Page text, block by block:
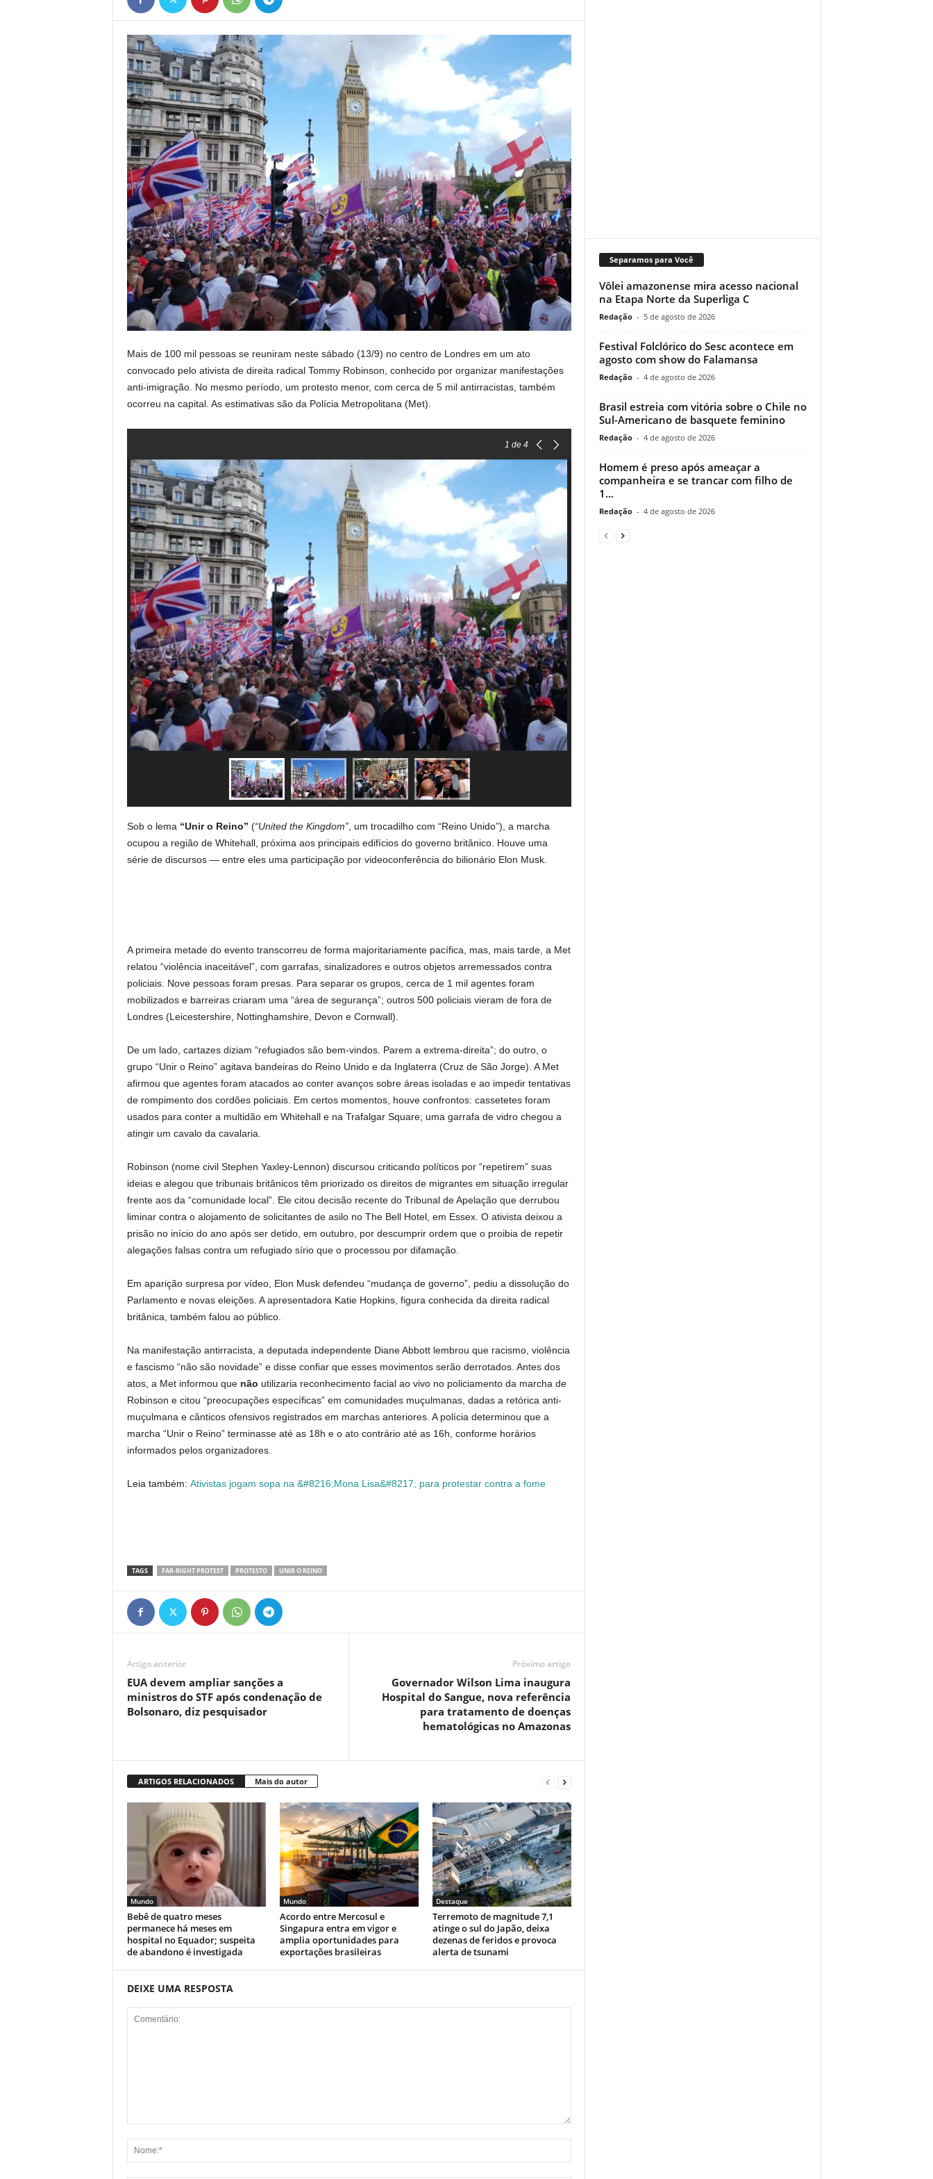
Mais de 100 mil pessoas se reuniram neste sábado (13/9) no centro de Londres em um ato
convocado pelo ativista de direita radical Tommy Robinson, conhecido por organizar manifestações
anti-imigração. No mesmo período, um protesto menor, com cerca de 5 mil antirracistas, também
ocorreu na capital. As estimativas são da Polícia Metropolitana (Met).
1 de 4
Sob o lema “Unir o Reino” (“United the Kingdom”, um trocadilho com “Reino Unido”), a marcha
ocupou a região de Whitehall, próxima aos principais edifícios do governo britânico. Houve uma
série de discursos — entre eles uma participação por videoconferência do bilionário Elon Musk.
A primeira metade do evento transcorreu de forma majoritariamente pacífica, mas, mais tarde, a Met
relatou “violência inaceitável”, com garrafas, sinalizadores e outros objetos arremessados contra
policiais. Nove pessoas foram presas. Para separar os grupos, cerca de 1 mil agentes foram
mobilizados e barreiras criaram uma “área de segurança”; outros 500 policiais vieram de fora de
Londres (Leicestershire, Nottinghamshire, Devon e Cornwall).
De um lado, cartazes diziam “refugiados são bem-vindos. Parem a extrema-direita”; do outro, o
grupo “Unir o Reino” agitava bandeiras do Reino Unido e da Inglaterra (Cruz de São Jorge). A Met
afirmou que agentes foram atacados ao conter avanços sobre áreas isoladas e ao impedir tentativas
de rompimento dos cordões policiais. Em certos momentos, houve confrontos: cassetetes foram
usados para conter a multidão em Whitehall e na Trafalgar Square; uma garrafa de vidro chegou a
atingir um cavalo da cavalaria.
Robinson (nome civil Stephen Yaxley-Lennon) discursou criticando políticos por “repetirem” suas
ideias e alegou que tribunais britânicos têm priorizado os direitos de migrantes em situação irregular
frente aos da “comunidade local”. Ele citou decisão recente do Tribunal de Apelação que derrubou
liminar contra o alojamento de solicitantes de asilo no The Bell Hotel, em Essex. O ativista deixou a
prisão no início do ano após ser detido, em outubro, por descumprir ordem que o proibia de repetir
alegações falsas contra um refugiado sírio que o processou por difamação.
Em aparição surpresa por vídeo, Elon Musk defendeu “mudança de governo”, pediu a dissolução do
Parlamento e novas eleições. A apresentadora Katie Hopkins, figura conhecida da direita radical
britânica, também falou ao público.
Na manifestação antirracista, a deputada independente Diane Abbott lembrou que racismo, violência
e fascismo “não são novidade” e disse confiar que esses movimentos serão derrotados. Antes dos
atos, a Met informou que não utilizaria reconhecimento facial ao vivo no policiamento da marcha de
Robinson e citou “preocupações específicas” em comunidades muçulmanas, dadas a retórica anti-
muçulmana e cânticos ofensivos registrados em marchas anteriores. A polícia determinou que a
marcha “Unir o Reino” terminasse até as 18h e o ato contrário até as 16h, conforme horários
informados pelos organizadores.
Leia também: Ativistas jogam sopa na &#8216;Mona Lisa&#8217; para protestar contra a fome
TAGS FAR-RIGHT PROTEST PROTESTO UNIR O REINO
Artigo anterior
EUA devem ampliar sanções a
ministros do STF após condenação de
Bolsonaro, diz pesquisador
Próximo artigo
Governador Wilson Lima inaugura
Hospital do Sangue, nova referência
para tratamento de doenças
hematológicas no Amazonas
ARTIGOS RELACIONADOS Mais do autor
Mundo
Bebê de quatro meses
permanece há meses em
hospital no Equador; suspeita
de abandono é investigada
Mundo
Acordo entre Mercosul e
Singapura entra em vigor e
amplia oportunidades para
exportações brasileiras
Destaque
Terremoto de magnitude 7,1
atinge o sul do Japão, deixa
dezenas de feridos e provoca
alerta de tsunami
DEIXE UMA RESPOSTA
Separamos para Você
Vôlei amazonense mira acesso nacional
na Etapa Norte da Superliga C
Redação - 5 de agosto de 2026
Festival Folclórico do Sesc acontece em
agosto com show do Falamansa
Redação - 4 de agosto de 2026
Brasil estreia com vitória sobre o Chile no
Sul-Americano de basquete feminino
Redação - 4 de agosto de 2026
Homem é preso após ameaçar a
companheira e se trancar com filho de
1...
Redação - 4 de agosto de 2026